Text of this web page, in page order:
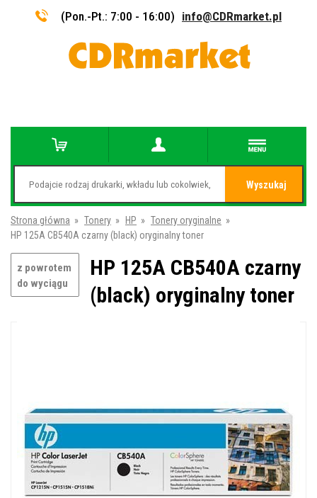
(Pon.-Pt.: 7:00 - 16:00) info@CDRmarket.pl
Wyszukaj
Strona główna » Tonery » HP » Tonery oryginalne »
HP 125A CB540A czarny (black) oryginalny toner
z powrotem
do wyciągu
HP 125A CB540A czarny
(black) oryginalny toner